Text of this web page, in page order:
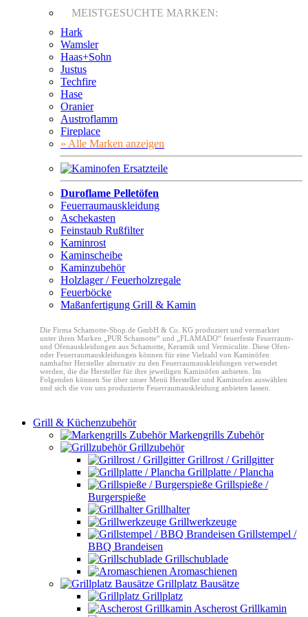
MEISTGESUCHTE MARKEN:
Hark
Wamsler
Haas+Sohn
Justus
Techfire
Hase
Oranier
Austroflamm
Fireplace
» Alle Marken anzeigen
Duroflame Pelletöfen
Feuerraumauskleidung
Aschekasten
Feinstaub Rußfilter
Kaminrost
Kaminscheibe
Kaminzubehör
Holzlager / Feuerholzregale
Feuerböcke
Maßanfertigung Grill & Kamin
Die Firma Schamotte-Shop.de GmbH & Co. KG produziert und vermarktet
unter ihren Marken „PUR Schamotte“ und „FLAMADO“ feuerfeste Feuerraum-
und Ofenauskleidungen aus Schamotte, Keramik und Vermiculite. Diese Ofen-
oder Feuerraumauskleidungen können für eine Vielzahl von Kaminöfen
namhafter Hersteller alternativ zu den Feuerraumauskleidungen verwendet
werden, die die Hersteller für ihre jeweiligen Kaminöfen anbieten. Im
Folgenden können Sie über unser Menü Hersteller und Kaminofen auswählen
und sich die von uns produzierte Feuerraumauskleidung anbieten lassen.
Grill & Küchenzubehör
Markengrills Zubehör
Grillzubehör
Grillrost / Grillgitter
Grillplatte / Plancha
Grillspieße /
Burgerspieße
Grillhalter
Grillwerkzeuge
Grillstempel /
BBQ Brandeisen
Grillschublade
Aromaschienen
Grillplatz Bausätze
Grillplatz
Ascherost Grillkamin